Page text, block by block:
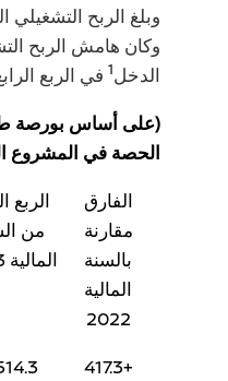
الدخل1 في الربع الرابع 101.3 مليار
(على أساس بورصة
الحصة في المشروع
الربع
من
المالية 2023
الفارق
مقارنة
بالسنة
المالية
2022
+417.3